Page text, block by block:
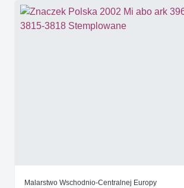
Malarstwo Wschodnio-Centralnej Europy